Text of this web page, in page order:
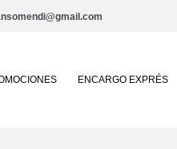
ENCARGO EXPRÉS